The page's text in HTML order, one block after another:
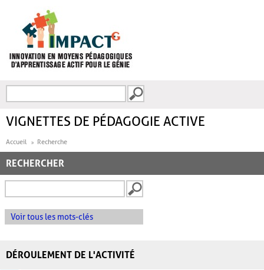
FORMULAIRE DE
VIGNETTES DE PÉDAGOGIE ACTIVE
Accueil Recherche
RECHERCHER
Voir tous les mots-clés
DÉROULEMENT DE L'ACTIVITÉ